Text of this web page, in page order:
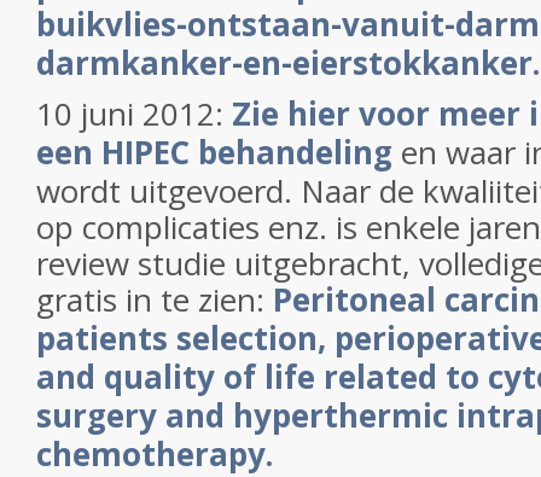
buikvlies-ontstaan-vanuit-
darmkanker-en-
10 juni 2012: Zie hier voor
een HIPEC behandeling en waar
wordt uitgevoerd. Naar de
op complicaties enz. is enkele
review studie uitgebracht,
gratis in te zien: Peritoneal
patients selection,
and quality of life related to
surgery and hyperthermic
chemotherapy.